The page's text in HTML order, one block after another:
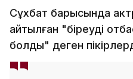
Сұхбат барысында
айтылған "біреудің
болды" деген